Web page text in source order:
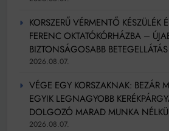
KORSZERŰ VÉRMENTŐ KÉSZÜLÉK
FERENC OKTATÓKÓRHÁZBA –
BIZTONSÁGOSABB BETEGELLÁTÁS
2026.08.07.
VÉGE EGY KORSZAKNAK: BEZÁR
EGYIK LEGNAGYOBB
DOLGOZÓ MARAD MUNKA
2026.08.07.